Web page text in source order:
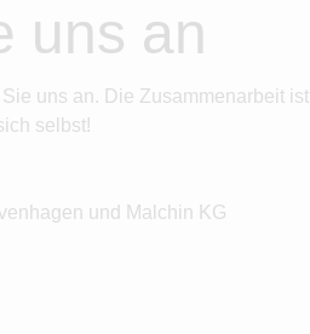
uns an
uns an. Die Zusammenarbeit ist
selbst!
und Malchin KG